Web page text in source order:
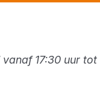
17:30 uur tot